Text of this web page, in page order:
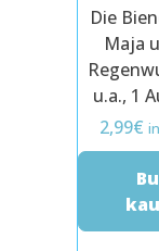
Die
Maja
u.a., 1
2,99€